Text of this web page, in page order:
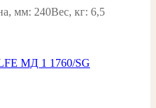
мм: 240Вес, кг: 6,5